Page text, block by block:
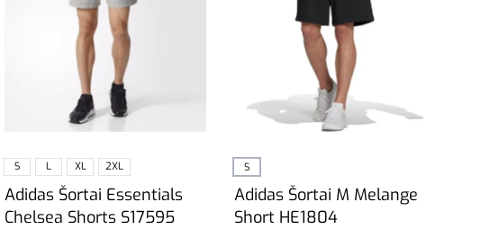
S L XL 2XL
Adidas Šortai Essentials
Chelsea Shorts S17595
S
Adidas Šortai M Melange
Short HE1804